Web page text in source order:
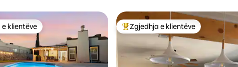
klientëve
klientëve Më të mirat e zgjedhjeve të klientëve
Zgjedhja e klientëve